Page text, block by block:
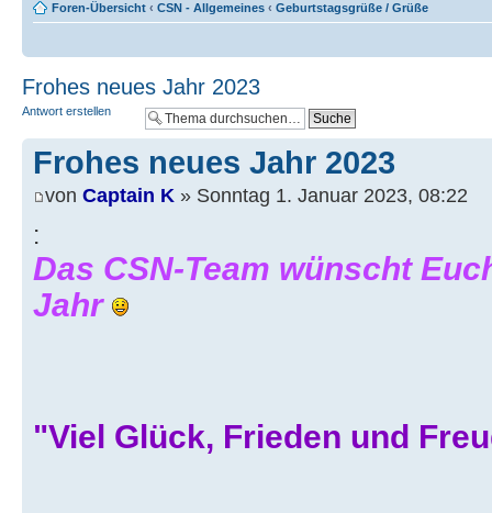
Foren-Übersicht ‹ CSN - Allgemeines ‹ Geburtstagsgrüße / Grüße
Frohes neues Jahr 2023
Antwort erstellen
Frohes neues Jahr 2023
von Captain K » Sonntag 1. Januar 2023, 08:22
:
Das CSN-Team wünscht
Jahr
"Viel Glück, Frieden und